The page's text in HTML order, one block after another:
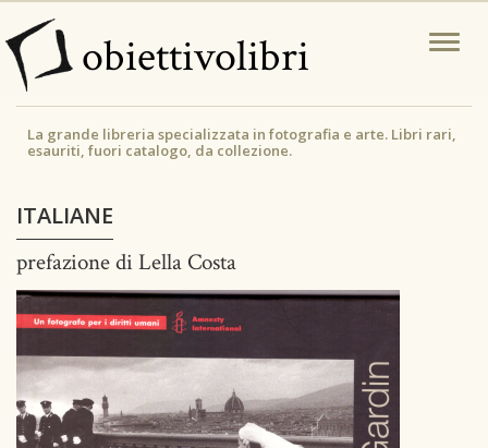
Salta
al
contenuto obiettivolibri
La grande libreria specializzata in fotografia e arte. Libri rari,
esauriti, fuori catalogo, da collezione.
ITALIANE
prefazione di Lella Costa